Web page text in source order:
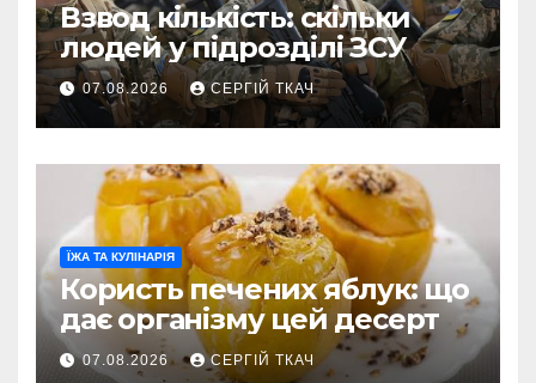
Взвод кількість: скільки
людей у підрозділі ЗСУ
07.08.2026 СЕРГІЙ ТКАЧ
ЇЖА ТА КУЛІНАРІЯ
Користь печених яблук: що
дає організму цей десерт
07.08.2026 СЕРГІЙ ТКАЧ